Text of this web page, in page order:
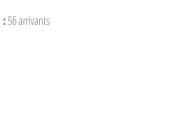
:56 arrivants